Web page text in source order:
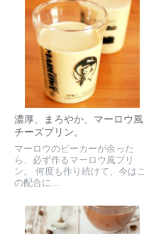
濃厚、まろやか、マーロウ風
チーズプリン。
マーロウのビーカーが余った
ら、必ず作るマーロウ風プリ
ン。 何度も作り続けて、今はこ
の配合に...